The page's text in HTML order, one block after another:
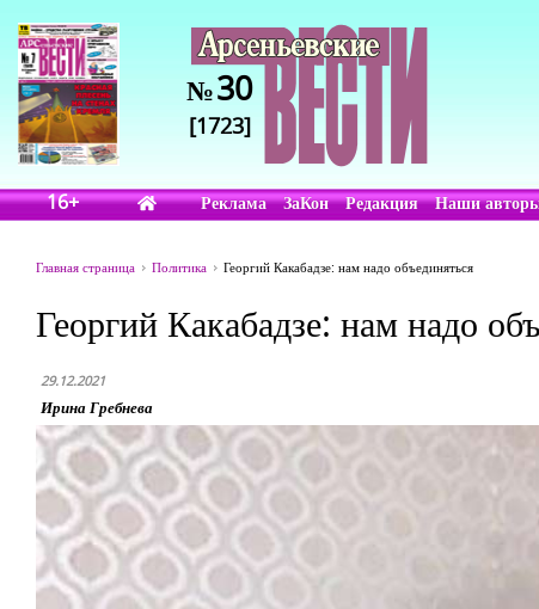
№30
[1723]
16+ Реклама ЗаКон Редакция Наши
Главная страница Политика Георгий Какабадзе: нам надо объединяться
Георгий Какабадзе: нам надо
29.12.2021
Ирина Гребнева